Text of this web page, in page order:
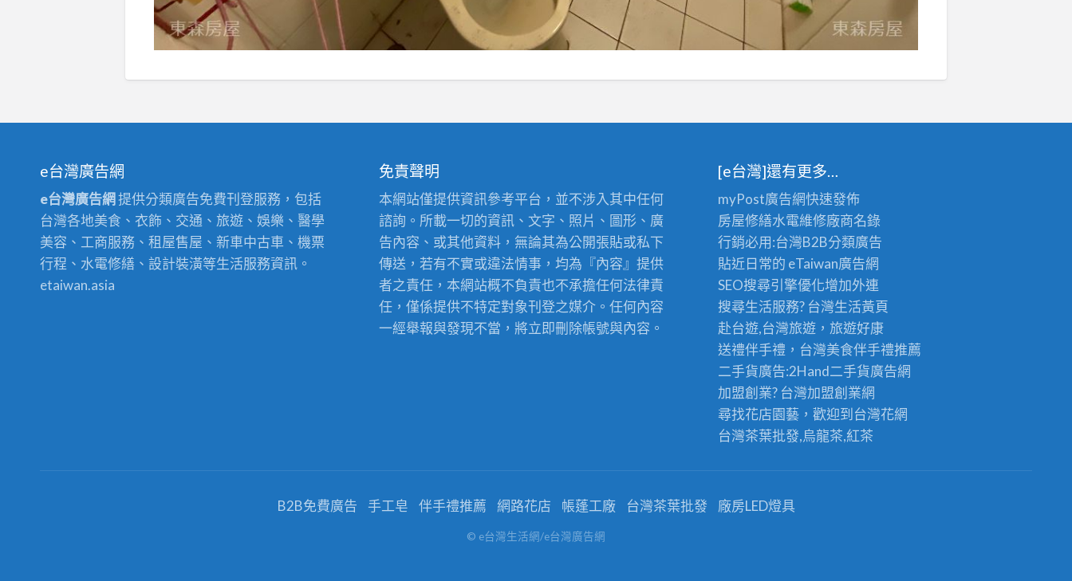
e台灣廣告網
e台灣廣告網 提供分類廣告免費刊登服務，包括
台灣各地美食、衣飾、交通、旅遊、娛樂、醫學
美容、工商服務、租屋售屋、新車中古車、機票
行程、水電修繕、設計裝潢等生活服務資訊。
etaiwan.asia
免責聲明
本網站僅提供資訊參考平台，並不涉入其中任何
諮詢。所載一切的資訊、文字、照片、圖形、廣
告內容、或其他資料，無論其為公開張貼或私下
傳送，若有不實或違法情事，均為『內容』提供
者之責任，本網站概不負責也不承擔任何法律責
任，僅係提供不特定對象刊登之媒介。任何內容
一經舉報與發現不當，將立即刪除帳號與內容。
[e台灣]還有更多…
myPost廣告網快速發佈
房屋修繕水電維修廠商名錄
行銷必用:台灣B2B分類廣告
貼近日常的 eTaiwan廣告網
SEO搜尋引擎優化增加外連
搜尋生活服務? 台灣生活黃頁
赴台遊,台灣旅遊 ，旅遊好康
送禮伴手禮，台灣美食伴手禮推薦
二手貨廣告:2Hand二手貨廣告網
加盟創業? 台灣加盟創業網
尋找花店園藝，歡迎到 台灣花網
台灣茶葉批發,烏龍茶,紅茶
B2B免費廣告 手工皂 伴手禮推薦 網路花店 帳蓬工廠 台灣茶葉批發 廠房LED燈具
© e台灣生活網/e台灣廣告網